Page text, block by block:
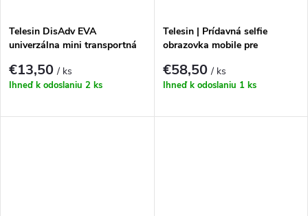
t
o
v
t
o
v
Telesin DisAdv EVA
univerzálna mini transportná
(oranžová)
€13,50/ ks
Ihneď k odoslaniu 2 ks
Telesin | Prídavná selfie
obrazovka mobile pre
€58,50/ ks
Ihneď k odoslaniu 1 ks